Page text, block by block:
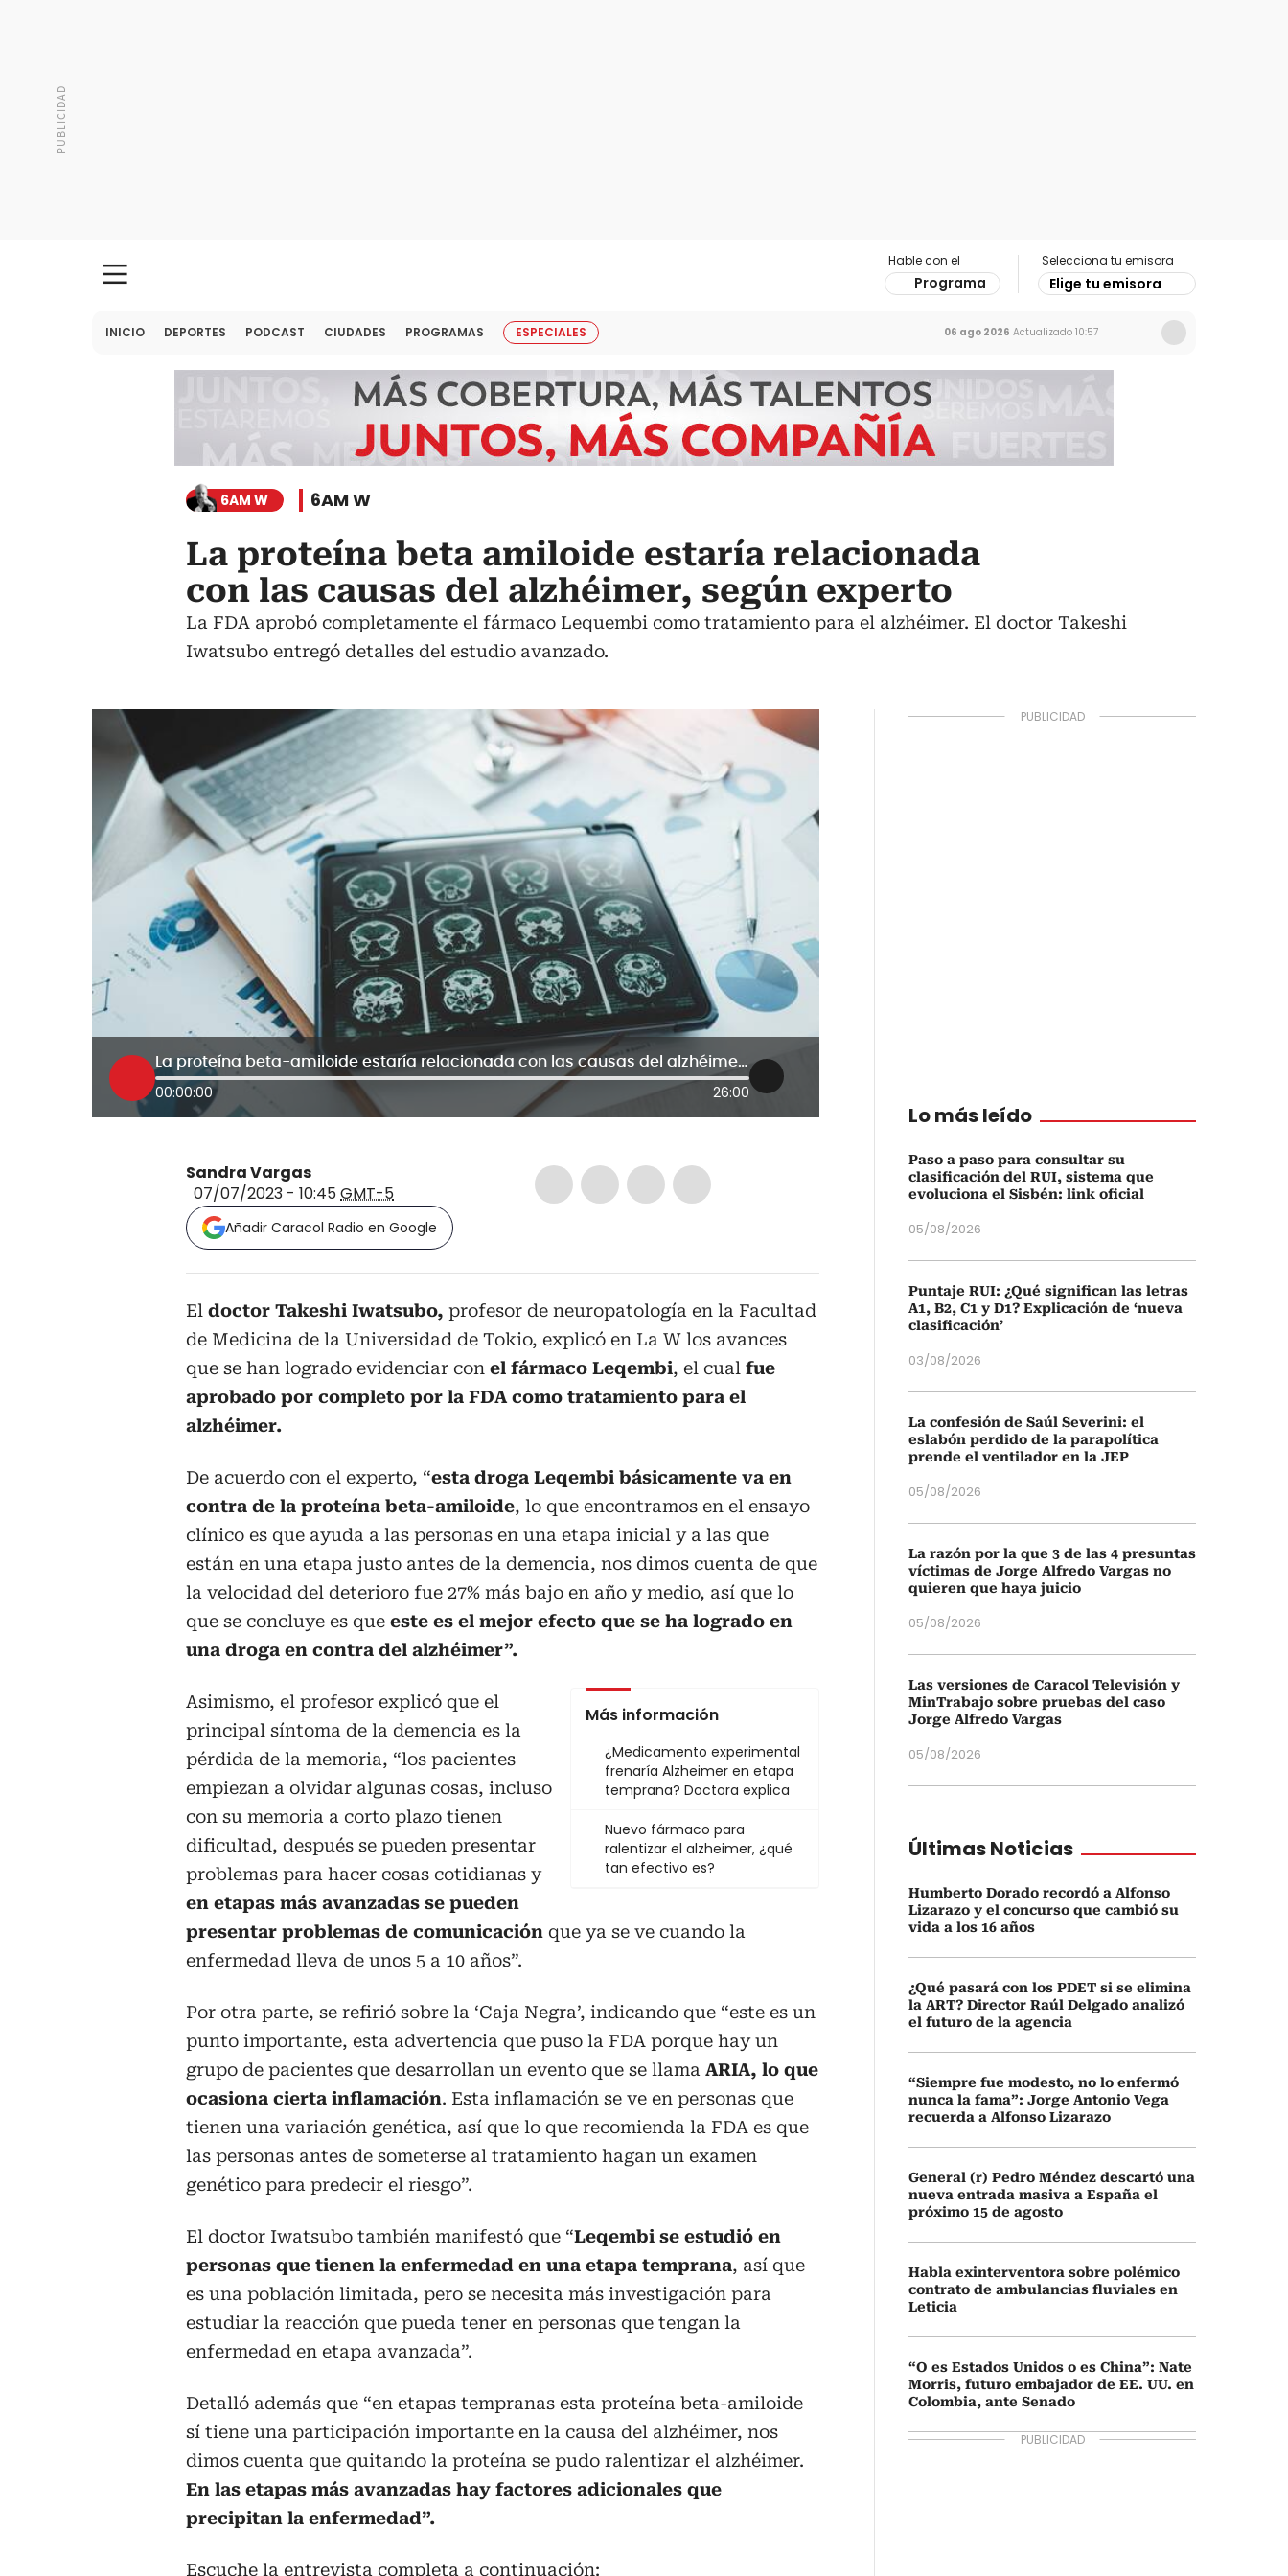
Hable con el
Programa
Selecciona tu emisora
Elige tu emisora
INICIO DEPORTES PODCAST CIUDADES PROGRAMAS ESPECIALES 06 ago 2026 Actualizado 10:57
6AM W 6AM W
La proteína beta amiloide estaría relacionada
con las causas del alzhéimer, según experto
La FDA aprobó completamente el fármaco Lequembi como tratamiento para el alzhéimer. El doctor Takeshi
Iwatsubo entregó detalles del estudio avanzado.
La proteína beta-amiloide estaría relacionada con las causas del alzhéimer, según experto
00:00:00 26:00
Sandra Vargas
07/07/2023 - 10:45GMT-5
Añadir Caracol Radio en Google
El doctor Takeshi Iwatsubo, profesor de neuropatología en la Facultad
de Medicina de la Universidad de Tokio, explicó en La W los avances
que se han logrado evidenciar con el fármaco Leqembi, el cual fue
aprobado por completo por la FDA como tratamiento para el
alzhéimer.
De acuerdo con el experto, “esta droga Leqembi básicamente va en
contra de la proteína beta-amiloide, lo que encontramos en el ensayo
clínico es que ayuda a las personas en una etapa inicial y a las que
están en una etapa justo antes de la demencia, nos dimos cuenta de que
la velocidad del deterioro fue 27% más bajo en año y medio, así que lo
que se concluye es que este es el mejor efecto que se ha logrado en
una droga en contra del alzhéimer”.
Más información
¿Medicamento experimental
frenaría Alzheimer en etapa
temprana? Doctora explica
Nuevo fármaco para
ralentizar el alzheimer, ¿qué
tan efectivo es?
Asimismo, el profesor explicó que el
principal síntoma de la demencia es la
pérdida de la memoria, “los pacientes
empiezan a olvidar algunas cosas, incluso
con su memoria a corto plazo tienen
dificultad, después se pueden presentar
problemas para hacer cosas cotidianas y
en etapas más avanzadas se pueden
presentar problemas de comunicación que ya se ve cuando la
enfermedad lleva de unos 5 a 10 años”.
Por otra parte, se refirió sobre la ‘Caja Negra’, indicando que “este es un
punto importante, esta advertencia que puso la FDA porque hay un
grupo de pacientes que desarrollan un evento que se llama ARIA, lo que
ocasiona cierta inflamación. Esta inflamación se ve en personas que
tienen una variación genética, así que lo que recomienda la FDA es que
las personas antes de someterse al tratamiento hagan un examen
genético para predecir el riesgo”.
El doctor Iwatsubo también manifestó que “Leqembi se estudió en
personas que tienen la enfermedad en una etapa temprana, así que
es una población limitada, pero se necesita más investigación para
estudiar la reacción que pueda tener en personas que tengan la
enfermedad en etapa avanzada”.
Detalló además que “en etapas tempranas esta proteína beta-amiloide
sí tiene una participación importante en la causa del alzhéimer, nos
dimos cuenta que quitando la proteína se pudo ralentizar el alzhéimer.
En las etapas más avanzadas hay factores adicionales que
precipitan la enfermedad”.
Escuche la entrevista completa a continuación:
Lo más leído
Paso a paso para consultar su
clasificación del RUI, sistema que
evoluciona el Sisbén: link oficial
05/08/2026
Puntaje RUI: ¿Qué significan las letras
A1, B2, C1 y D1? Explicación de ‘nueva
clasificación’
03/08/2026
La confesión de Saúl Severini: el
eslabón perdido de la parapolítica
prende el ventilador en la JEP
05/08/2026
La razón por la que 3 de las 4 presuntas
víctimas de Jorge Alfredo Vargas no
quieren que haya juicio
05/08/2026
Las versiones de Caracol Televisión y
MinTrabajo sobre pruebas del caso
Jorge Alfredo Vargas
05/08/2026
Últimas Noticias
Humberto Dorado recordó a Alfonso
Lizarazo y el concurso que cambió su
vida a los 16 años
¿Qué pasará con los PDET si se elimina
la ART? Director Raúl Delgado analizó
el futuro de la agencia
“Siempre fue modesto, no lo enfermó
nunca la fama”: Jorge Antonio Vega
recuerda a Alfonso Lizarazo
General (r) Pedro Méndez descartó una
nueva entrada masiva a España el
próximo 15 de agosto
Habla exinterventora sobre polémico
contrato de ambulancias fluviales en
Leticia
“O es Estados Unidos o es China”: Nate
Morris, futuro embajador de EE. UU. en
Colombia, ante Senado